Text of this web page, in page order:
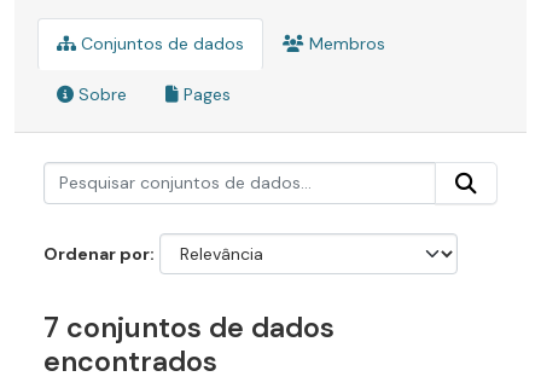
Conjuntos de dados Membros
Sobre Pages
Ordenar por
7 conjuntos de dados
encontrados